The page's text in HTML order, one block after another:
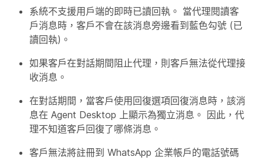
系統不支援用戶端的即時已讀回執。 當代理閱讀客
戶消息時，客戶不會在該消息旁邊看到藍色勾號 (已
讀回執)。
如果客戶在對話期間阻止代理，則客戶無法從代理接
收消息。
在對話期間，當客戶使用回復選項回復消息時，該消
息在 Agent Desktop 上顯示為獨立消息。 因此，代
理不知道客戶回復了哪條消息。
客戶無法將註冊到 WhatsApp 企業帳戶的電話號碼